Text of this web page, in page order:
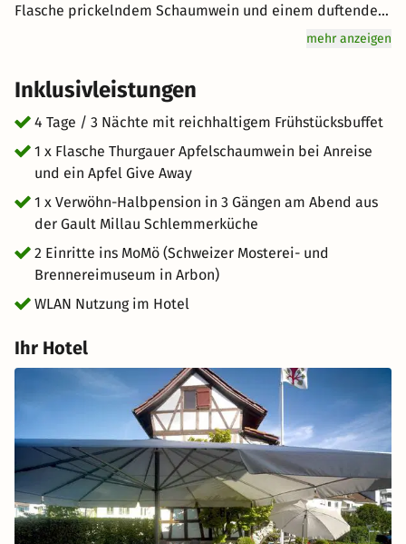
Flasche prickelndem Schaumwein und einem duftenden
Rosenbouquet, das Ihr Zimmer in eine romantische Oase
Dinner in unserem stilvollen Restaurant (12 Punkte Gault
Millau), nur wenige Schritte vom Bodenseeufer entfernt.
Erleben Sie die Magie der Zweisamkeit und entspannen
Sie in luxuriöser Umgebung
mehr anzeigen
Inklusivleistungen
4 Tage / 3 Nächte mit reichhaltigem Frühstücksbuffet
1 x Flasche Thurgauer Apfelschaumwein bei Anreise
und ein Apfel Give Away
1 x Verwöhn-Halbpension in 3 Gängen am Abend aus
der Gault Millau Schlemmerküche
2 Einritte ins MoMö (Schweizer Mosterei- und
Brennereimuseum in Arbon)
WLAN Nutzung im Hotel
Ihr Hotel